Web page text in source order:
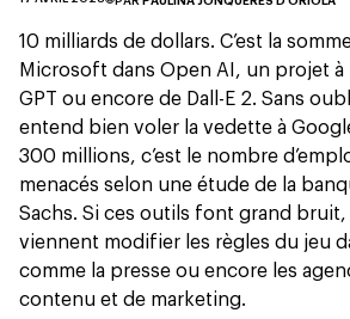
10 milliards de dollars. C’est la
Microsoft dans Open AI , un projet à
GPT ou encore de Dall-E 2. Sans
entend bien voler la vedette à
300 millions, c’est le nombre
menacés selon une étude de la
Sachs. Si ces outils font grand bruit,
viennent modifier les règles du jeu
comme la presse ou encore les
contenu et de marketing.